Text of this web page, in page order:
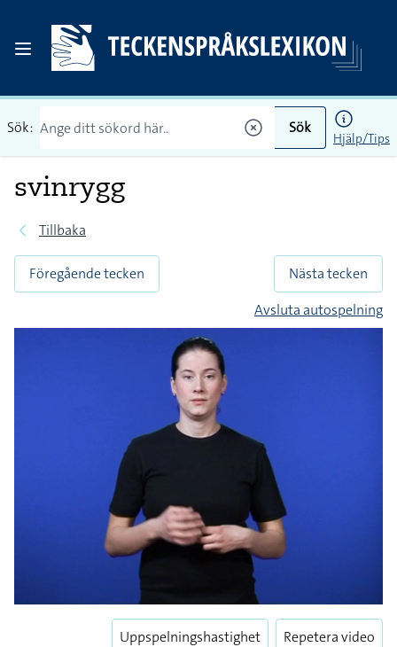
Sök: Sök
Hjälp/Tips
svinrygg
Tillbaka
Föregående tecken
Nästa tecken
Avsluta autospelning
Uppspelningshastighet Repetera video